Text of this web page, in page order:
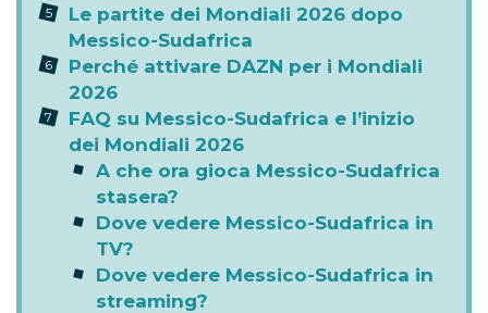
Le partite dei Mondiali 2026 dopo
Messico-Sudafrica
Perché attivare DAZN per i Mondiali
2026
FAQ su Messico-Sudafrica e l’inizio
dei Mondiali 2026
A che ora gioca Messico-Sudafrica
stasera?
Dove vedere Messico-Sudafrica in
TV?
Dove vedere Messico-Sudafrica in
streaming?